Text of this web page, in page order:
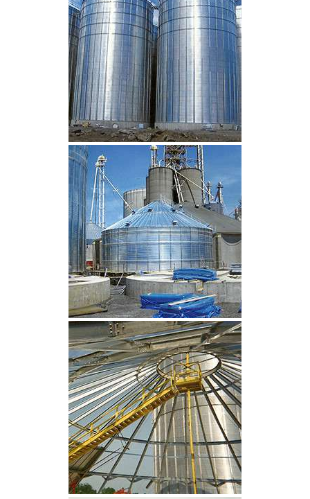
CLIQUEZ POUR AGRANDIR
CLIQUEZ POUR AGRANDIR
CLIQUEZ POUR AGRANDIR